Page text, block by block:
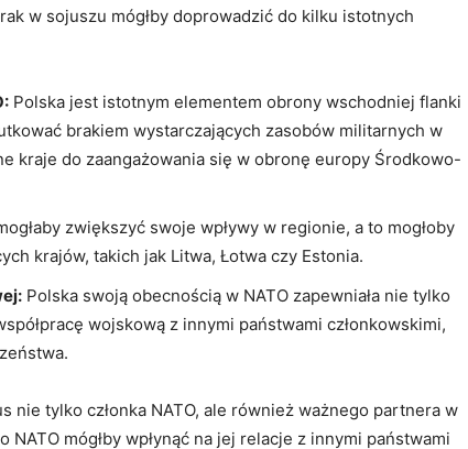
w​ sojuszu mógłby doprowadzić ‌do ‌kilku istotnych⁣
Polska ‍jest istotnym elementem obrony wschodniej flanki
brakiem wystarczających zasobów militarnych w
kraje⁤ do zaangażowania ⁣się w ⁣obronę europy Środkowo-
zwiększyć⁢ swoje wpływy w regionie, a to mogłoby
krajów, takich jak Litwa, Łotwa czy Estonia.
Polska swoją obecnością w NATO zapewniała nie tylko
wojskową ⁣z⁤ innymi państwami członkowskimi,
nie tylko ‌członka NATO, ale również ważnego ‍partnera w
mógłby wpłynąć na jej ​relacje z innymi państwami